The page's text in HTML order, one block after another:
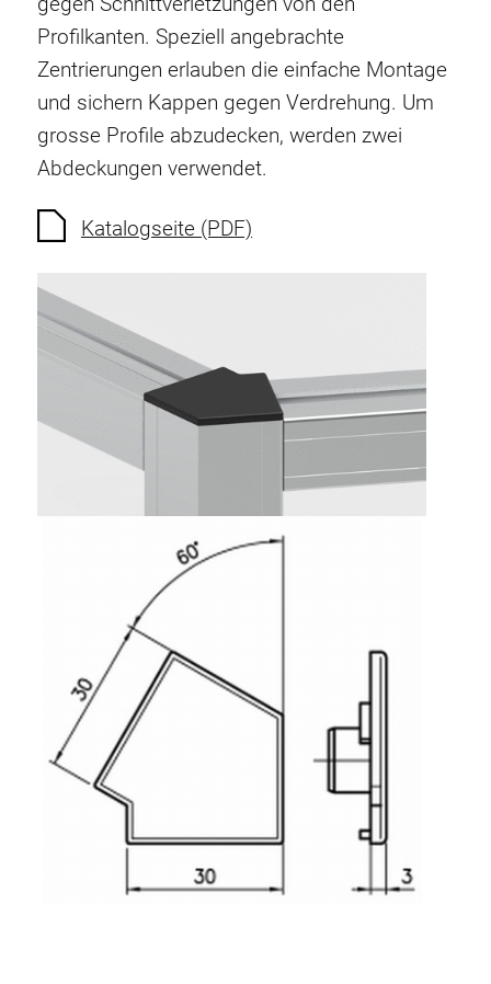
Verdrehsicherungen
Gewindeeinsätze
Bodenverbindungselemente
Rollenelemente
Kunststoffelemente
Flächenelemente
Pneumatik Elemente
Dynamische Elemente
Eckelement
Hubsäulen
Profilkanten. Speziell angebrachte
Zentrierungen erlauben die einfache Montage
und sichern Kappen gegen Verdrehung. Um
grosse Profile abzudecken, werden zwei
Abdeckungen verwendet.
Katalogseite (PDF)